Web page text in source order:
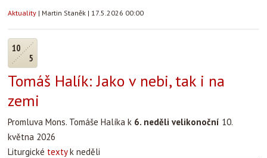
Aktuality | Martin Staněk | 17.5.2026 00:00
10
5
Tomáš Halík: Jako v nebi, tak i na
zemi
Promluva Mons. Tomáše Halíka k 6. neděli velikonoční 10.
května 2026
Liturgické textyk neděli